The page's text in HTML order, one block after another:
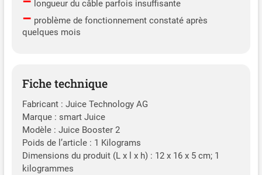
longueur du câble parfois insuffisante
– problème de fonctionnement constaté après
quelques mois
Fiche technique
Fabricant : Juice Technology AG
Marque : smart Juice
Modèle : Juice Booster 2
Poids de l’article : 1 Kilograms
Dimensions du produit (L x l x h) : 12 x 16 x 5 cm; 1
kilogrammes